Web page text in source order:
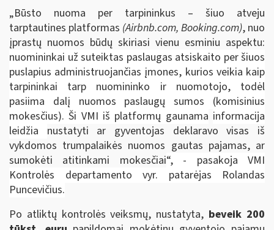
„Būsto nuoma per tarpininkus – šiuo atveju
tarptautines platformas (Airbnb.com, Booking.com), nuo
įprastų nuomos būdų skiriasi vienu esminiu aspektu:
nuomininkai už suteiktas paslaugas atsiskaito per šiuos
puslapius administruojančias įmones, kurios veikia kaip
tarpininkai tarp nuomininko ir nuomotojo, todėl
pasiima dalį nuomos paslaugų sumos (komisinius
mokesčius). Ši VMI iš platformų gaunama informacija
leidžia nustatyti ar gyventojas deklaravo visas iš
vykdomos trumpalaikės nuomos gautas pajamas, ar
sumokėti atitinkami mokesčiai“, - pasakoja VMI
Kontrolės departamento vyr. patarėjas Rolandas
Puncevičius.
Po atliktų kontrolės veiksmų, nustatyta, beveik 200